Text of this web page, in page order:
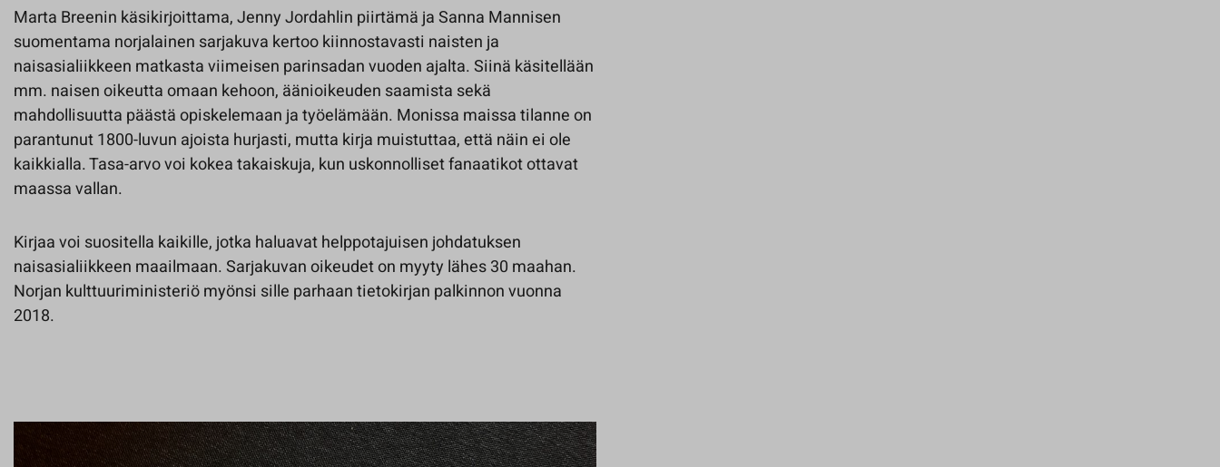
Marta Breenin käsikirjoittama, Jenny Jordahlin piirtämä ja Sanna Mannisen
suomentama norjalainen sarjakuva kertoo kiinnostavasti naisten ja
naisasialiikkeen matkasta viimeisen parinsadan vuoden ajalta. Siinä käsitellään
mm. naisen oikeutta omaan kehoon, äänioikeuden saamista sekä
mahdollisuutta päästä opiskelemaan ja työelämään. Monissa maissa tilanne on
parantunut 1800-luvun ajoista hurjasti, mutta kirja muistuttaa, että näin ei ole
kaikkialla. Tasa-arvo voi kokea takaiskuja, kun uskonnolliset fanaatikot ottavat
maassa vallan.
Kirjaa voi suositella kaikille, jotka haluavat helppotajuisen johdatuksen
naisasialiikkeen maailmaan. Sarjakuvan oikeudet on myyty lähes 30 maahan.
Norjan kulttuuriministeriö myönsi sille parhaan tietokirjan palkinnon vuonna
2018.